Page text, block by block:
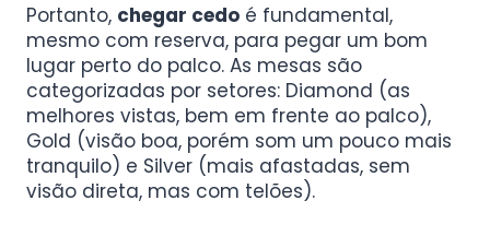
Portanto, chegar cedo é fundamental,
mesmo com reserva, para pegar um bom
lugar perto do palco. As mesas são
categorizadas por setores: Diamond (as
melhores vistas, bem em frente ao palco),
Gold (visão boa, porém som um pouco mais
tranquilo) e Silver (mais afastadas, sem
visão direta, mas com telões).